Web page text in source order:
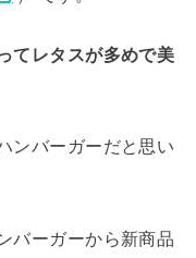
てレタスが多めで美
ンバーガーだと思い
バーガーから新商品